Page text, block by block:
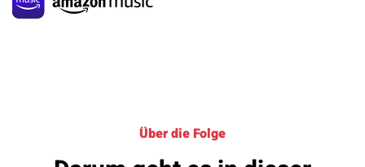
Über die Folge